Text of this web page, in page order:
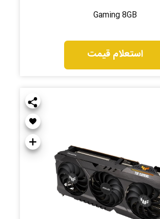
Gaming 8GB
استعلام قیمت